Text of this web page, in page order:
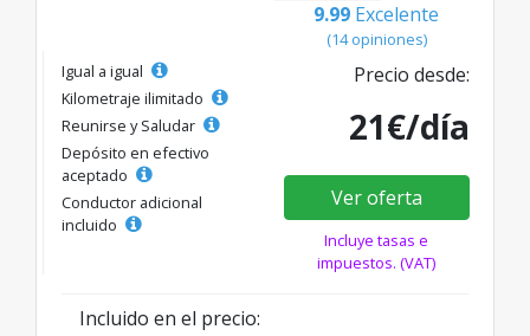
9.99 Excelente
(14 opiniones)
Igual a igual
Kilometraje ilimitado
Reunirse y Saludar
Depósito en efectivo
aceptado
Conductor adicional
incluido
Precio desde:
21€/día
Ver oferta
Incluye tasas e
impuestos. (VAT)
Incluido en el precio: